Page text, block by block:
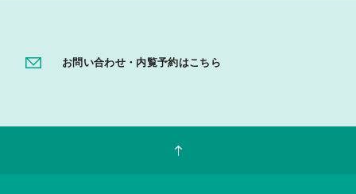
お問い合わせ・内覧予約はこちら